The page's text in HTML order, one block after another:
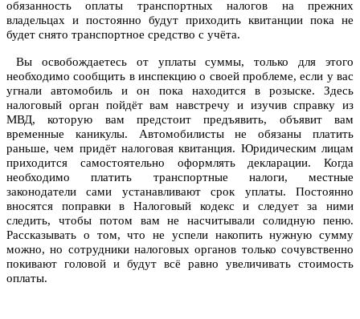
обязанность оплаты транспортных налогов на прежних
владельцах и постоянно будут приходить квитанции пока не
будет снято транспортное средство с учёта.
Вы освобождаетесь от уплаты суммы, только для этого
необходимо сообщить в инспекцию о своей проблеме, если у вас
угнали автомобиль и он пока находится в розыске. Здесь
налоговый орган пойдёт вам навстречу и изучив справку из
МВД, которую вам предстоит предъявить, объявит вам
временные каникулы. Автомобилисты не обязаны платить
раньше, чем придёт налоговая квитанция. Юридическим лицам
приходится самостоятельно оформлять декларации. Когда
необходимо платить транспортные налоги, местные
законодатели сами устанавливают срок уплаты. Постоянно
вносятся поправки в Налоговый кодекс и следует за ними
следить, чтобы потом вам не насчитывали солидную пеню.
Рассказывать о том, что не успели накопить нужную сумму
можно, но сотрудники налоговых органов только сочувственно
покивают головой и будут всё равно увеличивать стоимость
оплаты.